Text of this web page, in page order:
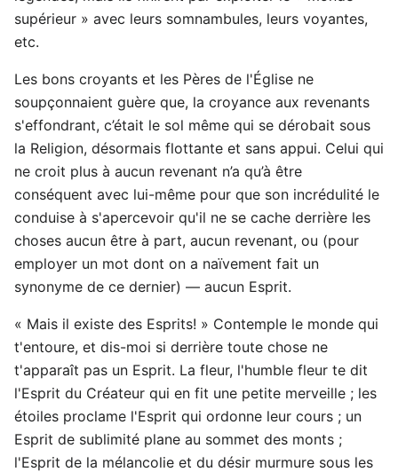
supérieur » avec leurs somnambules, leurs voyantes,
etc.
Les bons croyants et les Pères de l'Église ne
soupçonnaient guère que, la croyance aux revenants
s'effondrant, c’était le sol même qui se dérobait sous
la Religion, désormais flottante et sans appui. Celui qui
ne croit plus à aucun revenant n’a qu’à être
conséquent avec lui-même pour que son incrédulité le
conduise à s'apercevoir qu'il ne se cache derrière les
choses aucun être à part, aucun revenant, ou (pour
employer un mot dont on a naïvement fait un
synonyme de ce dernier) — aucun Esprit.
« Mais il existe des Esprits! » Contemple le monde qui
t'entoure, et dis-moi si derrière toute chose ne
t'apparaît pas un Esprit. La fleur, l'humble fleur te dit
l'Esprit du Créateur qui en fit une petite merveille ; les
étoiles proclame l'Esprit qui ordonne leur cours ; un
Esprit de sublimité plane au sommet des monts ;
l'Esprit de la mélancolie et du désir murmure sous les